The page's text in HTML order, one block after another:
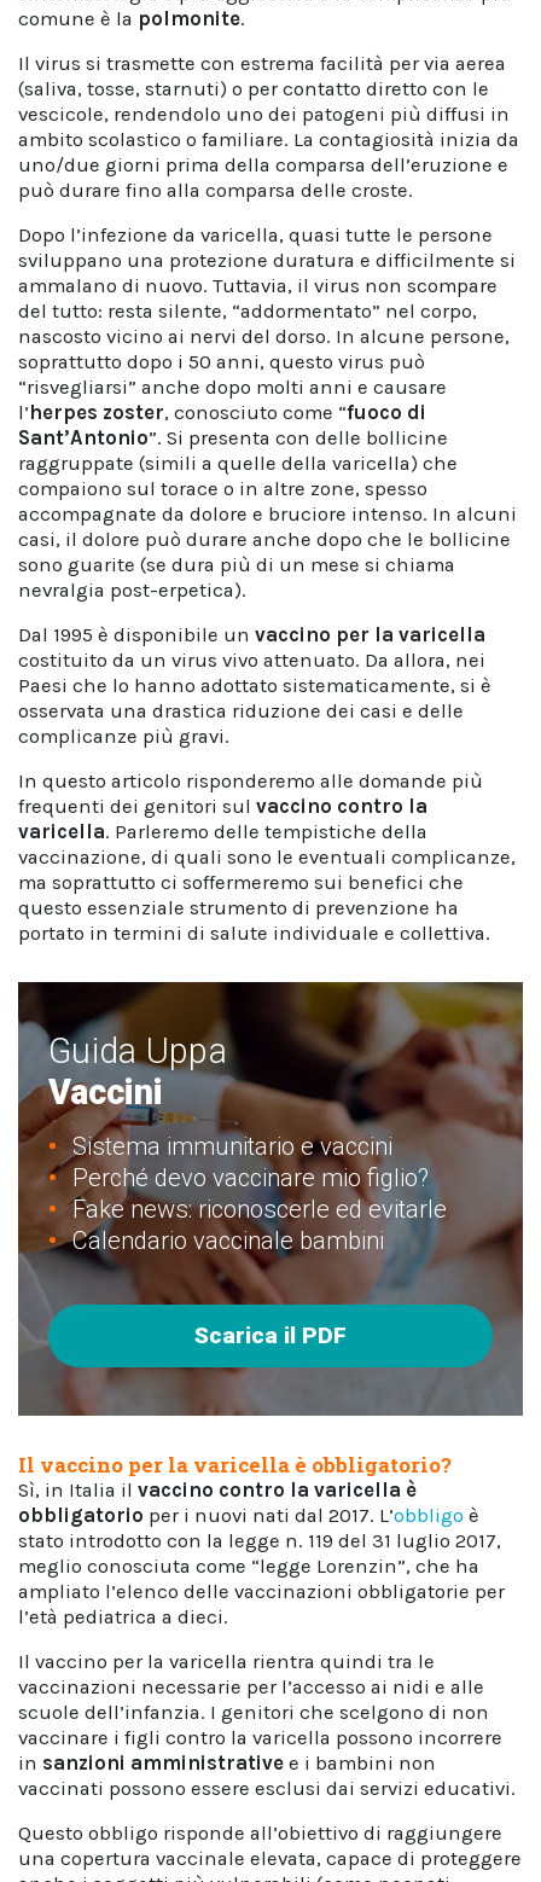
comune è la polmonite.
Il virus si trasmette con estrema facilità per via aerea
(saliva, tosse, starnuti) o per contatto diretto con le
vescicole, rendendolo uno dei patogeni più diffusi in
ambito scolastico o familiare. La contagiosità inizia da
uno/due giorni prima della comparsa dell’eruzione e
può durare fino alla comparsa delle croste.
Dopo l’infezione da varicella, quasi tutte le persone
sviluppano una protezione duratura e difficilmente si
ammalano di nuovo. Tuttavia, il virus non scompare
del tutto: resta silente, “addormentato” nel corpo,
nascosto vicino ai nervi del dorso. In alcune persone,
soprattutto dopo i 50 anni, questo virus può
“risvegliarsi” anche dopo molti anni e causare
l’ herpes zoster, conosciuto come “fuoco di
Sant’Antonio”. Si presenta con delle bollicine
raggruppate (simili a quelle della varicella) che
compaiono sul torace o in altre zone, spesso
accompagnate da dolore e bruciore intenso. In alcuni
casi, il dolore può durare anche dopo che le bollicine
sono guarite (se dura più di un mese si chiama
nevralgia post-erpetica).
Dal 1995 è disponibile un vaccino per la varicella
costituito da un virus vivo attenuato. Da allora, nei
Paesi che lo hanno adottato sistematicamente, si è
osservata una drastica riduzione dei casi e delle
complicanze più gravi.
In questo articolo risponderemo alle domande più
frequenti dei genitori sul vaccino contro la
varicella. Parleremo delle tempistiche della
vaccinazione, di quali sono le eventuali complicanze,
ma soprattutto ci soffermeremo sui benefici che
questo essenziale strumento di prevenzione ha
portato in termini di salute individuale e collettiva.
Guida Uppa
Vaccini
Sistema immunitario e vaccini
Perché devo vaccinare mio figlio?
Fake news: riconoscerle ed evitarle
Calendario vaccinale bambini
Scarica il PDF
Il vaccino per la varicella è obbligatorio?
Sì, in Italia il vaccino contro la varicella è
obbligatorio per i nuovi nati dal 2017. L’obbligo è
stato introdotto con la legge n. 119 del 31 luglio 2017,
meglio conosciuta come “legge Lorenzin”, che ha
ampliato l’elenco delle vaccinazioni obbligatorie per
l’età pediatrica a dieci.
Il vaccino per la varicella rientra quindi tra le
vaccinazioni necessarie per l’accesso ai nidi e alle
scuole dell’infanzia. I genitori che scelgono di non
vaccinare i figli contro la varicella possono incorrere
in sanzioni amministrative e i bambini non
vaccinati possono essere esclusi dai servizi educativi.
Questo obbligo risponde all’obiettivo di raggiungere
una copertura vaccinale elevata, capace di proteggere